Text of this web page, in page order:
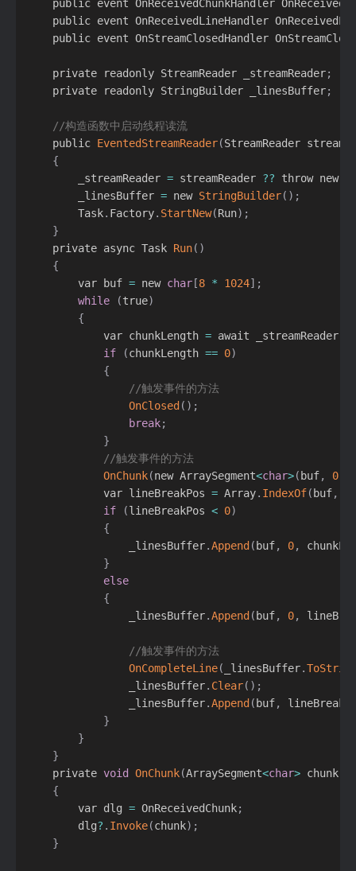
public event OnReceivedChunkHandler
public event OnReceivedLineHandler
public event OnStreamClosedHandler
    private readonly StreamReader _streamReader
;
    private readonly StringBuilder _linesBuffer
;
//构造函数中启动线程读流
    public
EventedStreamReader(StreamReader
{
        _streamReader
= streamReader ?? throw new
        _linesBuffer
= new StringBuilder( ) ;
        Task
. Factory. StartNew(Run) ;
}
    private async Task
Run( )
{
        var buf
= new char [8 * 1024] ;
while
(true)
{
            var chunkLength
= await _streamReader
if
(chunkLength == 0)
{
//触发事件的方法
OnClosed ( ) ;
break;
}
//触发事件的方法
OnChunk(new ArraySegment<char>( buf, 0
            var lineBreakPos
= Array. IndexOf( buf,
if
(lineBreakPos < 0)
{
                _linesBuffer
.Append ( buf, 0,
}
else
{
                _linesBuffer
.Append ( buf, 0,
//触发事件的方法
OnCompleteLine( _linesBuffer.
                _linesBuffer
. Clear( ) ;
                _linesBuffer
.Append ( buf,
}
}
}
    private
void OnChunk(ArraySegment<char> chunk
{
        var dlg
= OnReceivedChunk;
        dlg
? . Invoke(chunk) ;
}